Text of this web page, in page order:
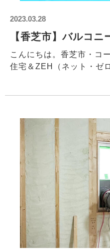
2023.03.28
【香芝市】バルコニ
こんにちは。香芝市・コ
住宅＆ZEH（ネット・ゼ